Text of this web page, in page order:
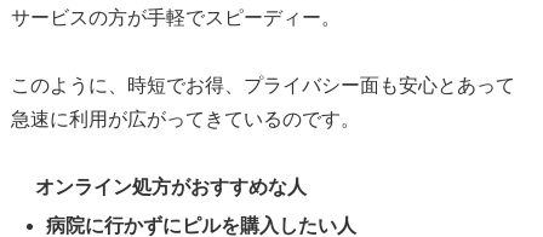
サービスの方が手軽でスピーディー。
このように、時短でお得、プライバシー面も安心とあって
急速に利用が広がってきているのです。
オンライン処方がおすすめな人
病院に行かずにピルを購入したい人